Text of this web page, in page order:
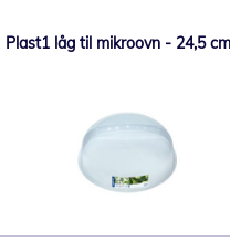
Plast1 låg til mikroovn - 24,5 cm